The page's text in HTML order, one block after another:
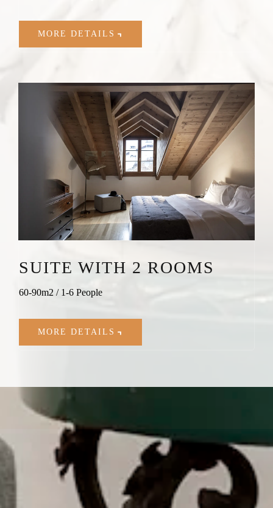
MORE DETAILS
SUITE WITH 2 ROOMS
60-90m2 / 1-6 People
MORE DETAILS